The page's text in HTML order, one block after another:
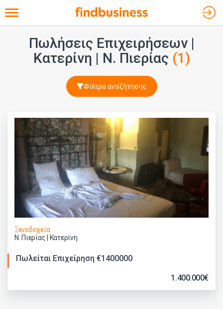
Toggle navigation
Πωλήσεις Επιχειρήσεων |
Κατερίνη | Ν. Πιερίας (1)
Φίλτρα αναζήτησης
Ξενοδοχεία
Ν. Πιερίας | Κατερίνη
Πωλείται Επιχείρηση €1400000
1.400.000€